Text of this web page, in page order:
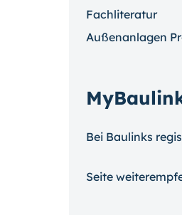
Fachliteratur
Außenanlagen
Bei Baulinks
Seite